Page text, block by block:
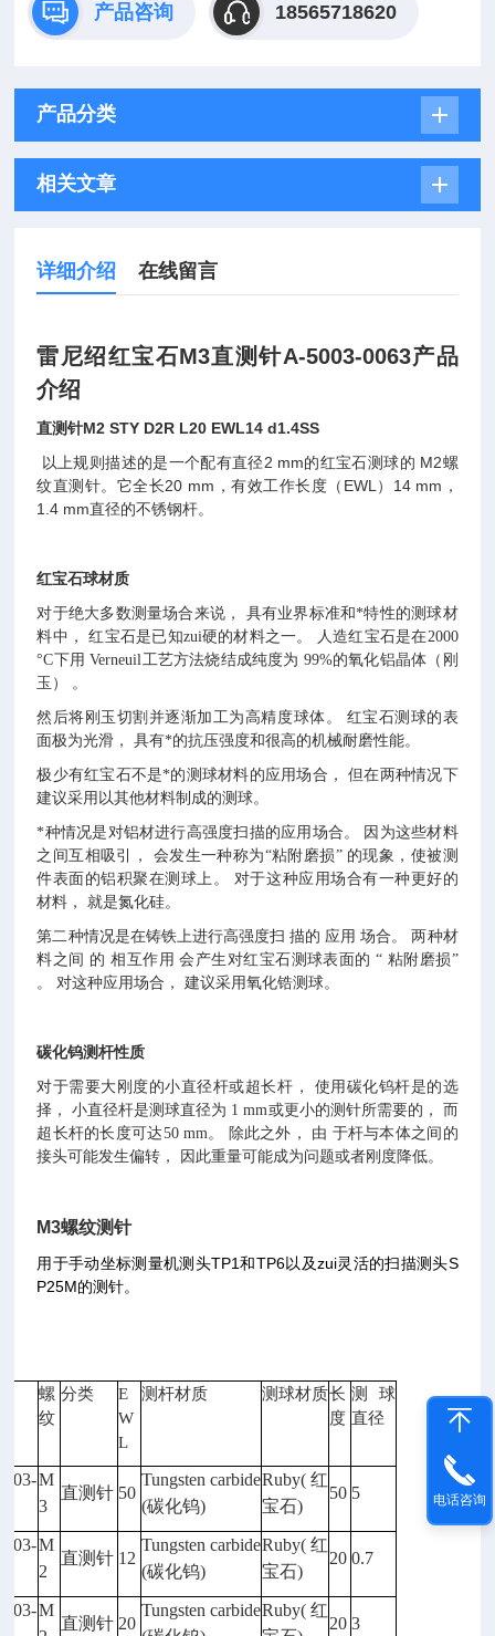
产品咨询 18565718620
产品分类
相关文章
详细介绍 在线留言
雷尼绍红宝石M3直测针A-5003-0063产品
介绍
直测针M2 STY D2R L20 EWL14 d1.4SS
以上规则描述的是一个配有直径2 mm的红宝石测球的 M2螺
纹直测针。它全长20 mm ，有效工作长度（ EWL ） 14 mm ，
1.4 mm直径的不锈钢杆。
红宝石球材质
对于绝大多数测量场合来说， 具有业界标准和*特性的测球材
料中， 红宝石是已知zui硬的材料之一。 人造红宝石是在2000
°C下用 Verneuil工艺方法烧结成纯度为 99%的氧化铝晶体（刚
玉） 。
然后将刚玉切割并逐渐加工为高精度球体。 红宝石测球的表
面极为光滑， 具有*的抗压强度和很高的机械耐磨性能。
极少有红宝石不是*的测球材料的应用场合， 但在两种情况下
建议采用以其他材料制成的测球。
*种情况是对铝材进行高强度扫描的应用场合。 因为这些材料
之间互相吸引， 会发生一种称为“粘附磨损” 的现象，使被测
件表面的铝积聚在测球上。 对于这种应用场合有一种更好的
材料， 就是氮化硅。
第二种情况是在铸铁上进行高强度扫 描的 应用 场合。 两种材
料之间 的 相互作用 会产生对红宝石测球表面的 “ 粘附磨损”
。 对这种应用场合， 建议采用氧化锆测球。
碳化钨测杆性质
对于需要大刚度的小直径杆或超长杆， 使用碳化钨杆是的选
择， 小直径杆是测球直径为 1 mm或更小的测针所需要的， 而
超长杆的长度可达50 mm。 除此之外， 由 于杆与本体之间的
接头可能发生偏转， 因此重量可能成为问题或者刚度降低。
M3螺纹测针
用于手动坐标测量机测头TP1和TP6以及zui灵活的扫描测头S
P25M的测针。
螺
纹
分类
E
W
L
测杆材质 测球材质长
度
测球
直径
M
3
直测针 50
Tungsten carbide
(碳化钨)
Ruby(红
宝石)
50 5
M
2
直测针 12
Tungsten carbide
(碳化钨)
Ruby(红
宝石)
20 0.7
M
直测针 20
Tungsten carbideRuby(红
20 3
电话咨询